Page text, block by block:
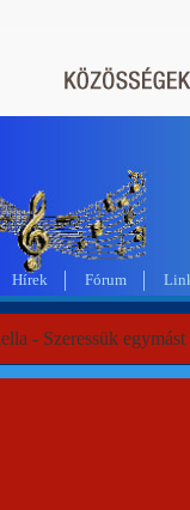
Hírek Fórum
- Szeressük